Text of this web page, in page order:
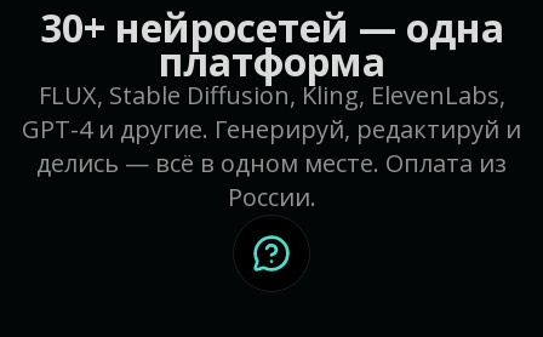
30+ нейросетей — одна
платформа
FLUX, Stable Diffusion, Kling, ElevenLabs,
GPT-4 и другие. Генерируй, редактируй и
делись — всё в одном месте. Оплата из
России.